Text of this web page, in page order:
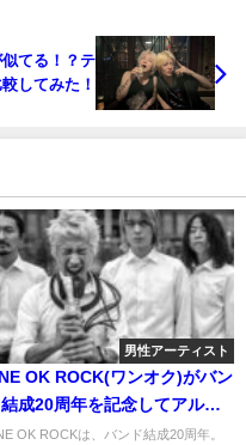
てる！？テ
してみた！
男性アーティスト
OK ROCK(ワンオク)がバン
結成20周年を記念してアルバ
11作品をアナログレコード
OK ROCKは、バンド結成20周年。